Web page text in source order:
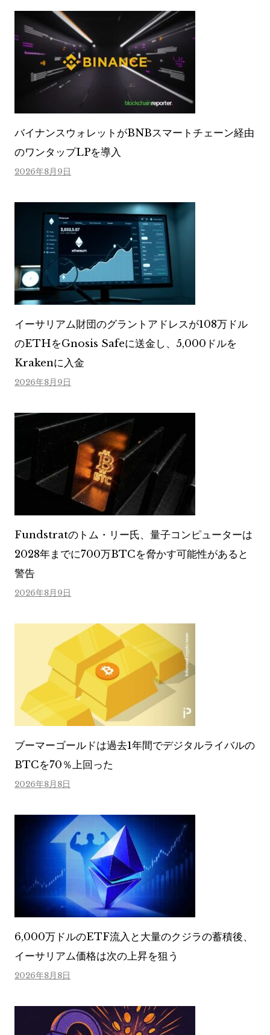
バイナンスウォレットがBNBスマートチェーン経由
のワンタップLPを導入
2026年8月9日
イーサリアム財団のグラントアドレスが108万ドル
のETHをGnosis Safeに送金し、5,000ドルを
Krakenに入金
2026年8月9日
Fundstratのトム・リー氏、量子コンピューターは
2028年までに700万BTCを脅かす可能性があると
警告
2026年8月9日
ブーマーゴールドは過去1年間でデジタルライバルの
BTCを70％上回った
2026年8月8日
6,000万ドルのETF流入と大量のクジラの蓄積後、
イーサリアム価格は次の上昇を狙う
2026年8月8日